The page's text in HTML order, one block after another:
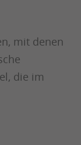
mit denen
die im